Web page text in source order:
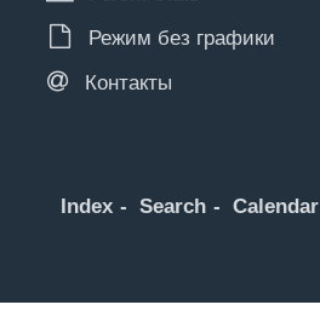
Режим без графики
Контакты
Index Search Calendar